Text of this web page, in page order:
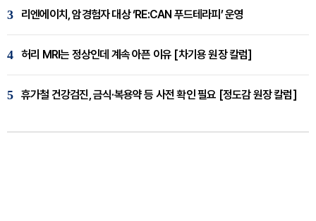
3 리엔에이치, 암경험자 대상 ‘RE:CAN 푸드테라피’ 운영
4 허리 MRI는 정상인데 계속 아픈 이유 [차기용 원장 칼럼]
5 휴가철 건강검진, 금식·복용약 등 사전 확인 필요 [정도감 원장 칼럼]